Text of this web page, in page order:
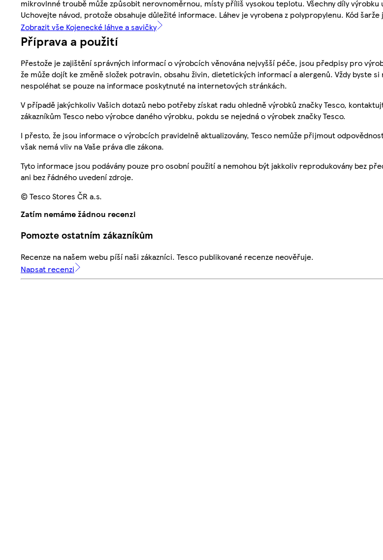
mikrovlnné troubě může způsobit nerovnoměrnou, místy příliš vysokou teplotu. Všechny díly
Uchovejte návod, protože obsahuje důležité informace. Láhev je vyrobena z polypropylenu. Kód šarže
Zobrazit vše Kojenecké láhve a savičky
Příprava a použití
Přestože je zajištění správných informací o výrobcích věnována nejvyšší péče, jsou předpisy pro
že může dojít ke změně složek potravin, obsahu živin, dietetických informací a alergenů. Vždy byste
nespoléhat se pouze na informace poskytnuté na internetových stránkách.
V případě jakýchkoliv Vašich dotazů nebo potřeby získat radu ohledně výrobků značky Tesco,
zákazníkům Tesco nebo výrobce daného výrobku, pokdu se nejedná o výrobek značky Tesco.
I přesto, že jsou informace o výrobcích pravidelně aktualizovány, Tesco nemůže přijmout
však nemá vliv na Vaše práva dle zákona.
Tyto informace jsou podávány pouze pro osobní použití a nemohou být jakkoliv reprodukovány bez
ani bez řádného uvedení zdroje.
© Tesco Stores ČR a.s.
Zatím nemáme žádnou recenzi
Pomozte ostatním zákazníkům
Recenze na našem webu píší naši zákazníci. Tesco publikované recenze neověřuje.
Napsat recenzi